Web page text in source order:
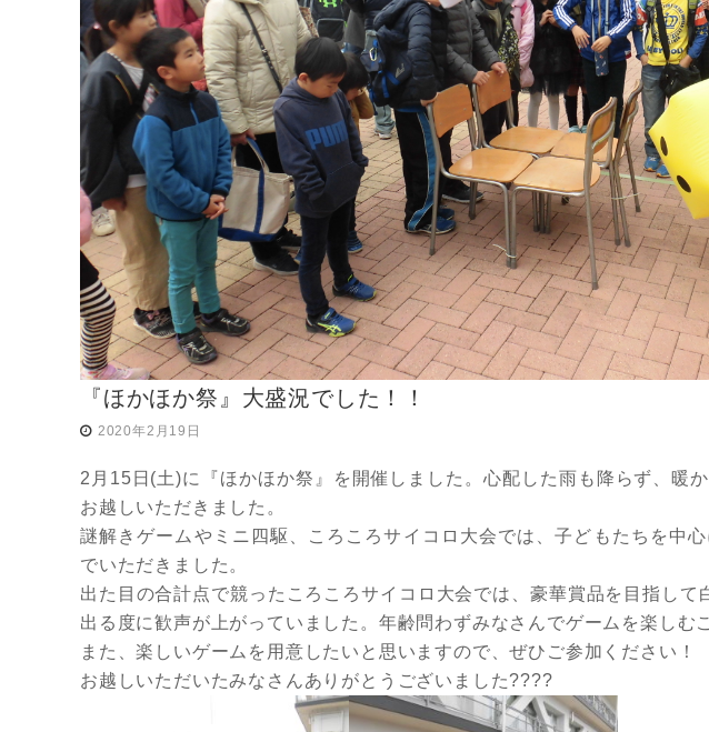
『ほかほか祭』大盛況でした！！
2020年2月19日
2月15日(土)に『ほかほか祭』を開催しました。心配した雨も降らず、暖
お越しいただきました。
謎解きゲームやミニ四駆、ころころサイコロ大会では、子どもたちを中
でいただきました。
出た目の合計点で競ったころころサイコロ大会では、豪華賞品を目指して
出る度に歓声が上がっていました。年齢問わずみなさんでゲームを楽しむ
また、楽しいゲームを用意したいと思いますので、ぜひご参加ください！
お越しいただいたみなさんありがとうございました????